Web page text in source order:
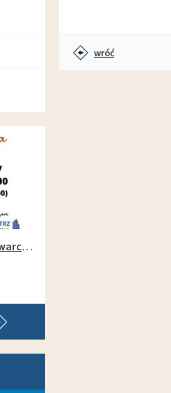
Kort tenisowy - godziny otwarcia w sezonie 2026
wróć